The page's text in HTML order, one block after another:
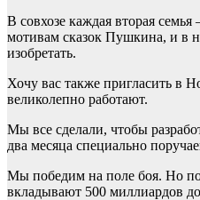
В совхозе каждая вторая
мотивам сказок Пушкина, и в
изобретать.
Хочу вас также пригласить в
великолепно работают.
Мы все сделали, чтобы
два месяца специально
Мы победим на поле боя. Но
вкладывают 500 миллиардов